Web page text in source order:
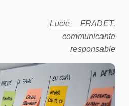
Lucie FRADET,
communicante
responsable